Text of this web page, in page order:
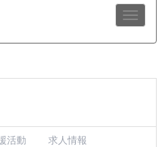
活動 求人情報